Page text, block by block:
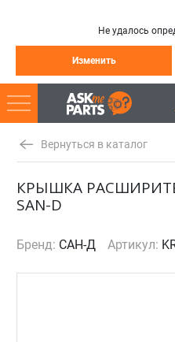
Не удалось
Изменить
Вернуться в каталог
КРЫШКА
SAN-D
Бренд: САН-Д Артикул: